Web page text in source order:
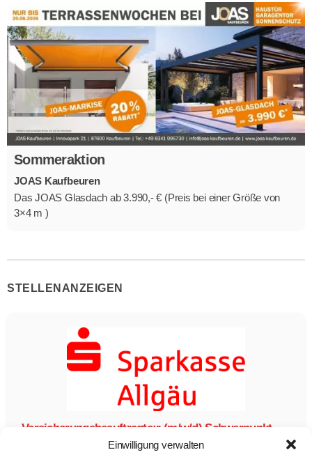
Einwilligung verwalten
Sommeraktion
JOAS Kaufbeuren
Das JOAS Glasdach ab 3.990,- € (Preis bei einer Größe von
3×4 m )
STELLENANZEIGEN
Versicherungsbeauftragte:r (m/w/d) Schwerpunkt
Firmenkundengeschäft